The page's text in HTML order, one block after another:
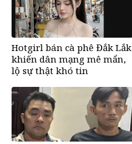
Hotgirl bán cà phê Đắk Lắk
khiến dân mạng mê mẩn,
lộ sự thật khó tin